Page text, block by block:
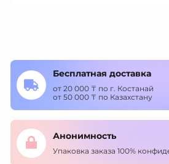
Бесплатная доставка
от 20 000 ₸ по г. Костанай
от 50 000 ₸ по Казахстану
Анонимность
Упаковка заказа 100%